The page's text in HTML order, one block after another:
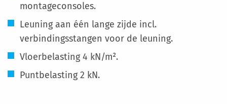
montageconsoles.
Leuning aan één lange zijde incl.
verbindingsstangen voor de leuning.
Vloerbelasting 4 kN/m².
Puntbelasting 2 kN.